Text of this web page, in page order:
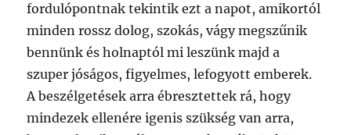
fordulópontnak tekintik ezt a napot, amikortól
minden rossz dolog, szokás, vágy megszűnik
bennünk és holnaptól mi leszünk majd a
szuper jóságos, figyelmes, lefogyott emberek.
A beszélgetések arra ébresztettek rá, hogy
mindezek ellenére igenis szükség van arra,